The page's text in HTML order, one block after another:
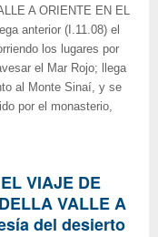
A ORIENTE EN EL
anterior (I.11.08) el
los lugares por
el Mar Rojo; llega
al Monte Sinaí, y se
por el monasterio,
VIAJE DE
VALLE A
del desierto